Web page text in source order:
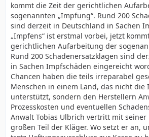
kommt die Zeit der gerichtlichen
sogenannten „Impfung“. Rund 200
sind derzeit in Deutschland in Sachen
„Impfens“ ist erstmal vorbei, jetzt
gerichtlichen Aufarbeitung der
Rund 200 Schadenersatzklagen sind
in Sachen Impfschäden eingereicht
Chancen haben die teils irreparabel
Menschen in einem Land, das nicht die
unterstützt, sondern den Herstellern
Prozesskosten und eventuellen
Anwalt Tobias Ulbrich vertritt mit seiner
großen Teil der Kläger. Wo setzt er an,